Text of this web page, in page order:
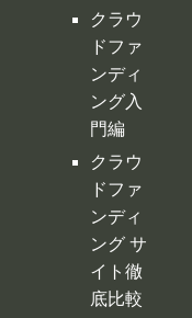
ドファ
ンディ
ング サ
イト徹
底比較
クラウ
ドファ
ンディ
ング 人
気サイ
トラン